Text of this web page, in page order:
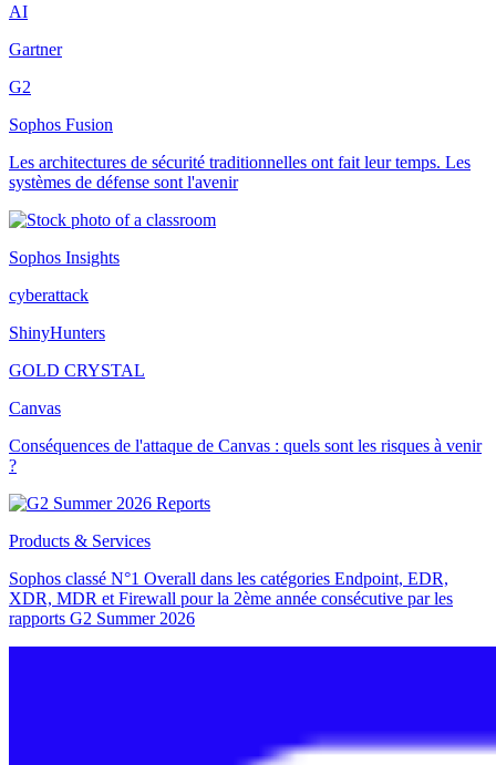
AI
Gartner
G2
Sophos Fusion
Les architectures de sécurité traditionnelles ont fait leur temps. Les
systèmes de défense sont l'avenir
Sophos Insights
cyberattack
ShinyHunters
GOLD CRYSTAL
Canvas
Conséquences de l'attaque de Canvas : quels sont les risques à venir
?
Products & Services
Sophos classé N°1 Overall dans les catégories Endpoint, EDR,
XDR, MDR et Firewall pour la 2ème année consécutive par les
rapports G2 Summer 2026